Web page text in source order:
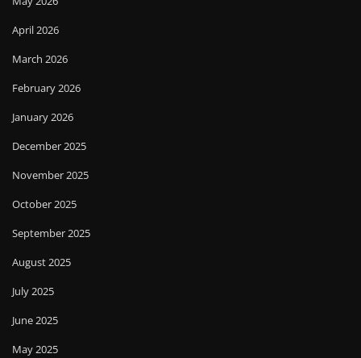
April 2026
March 2026
February 2026
January 2026
December 2025
November 2025
October 2025
September 2025
August 2025
July 2025
June 2025
May 2025